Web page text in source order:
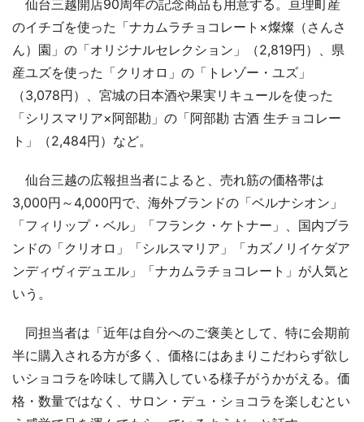
仙台三越開店90周年の記念商品も用意する。亘理町産
のイチゴを使った「ナカムラチョコレート×燦燦（さんさ
ん）園」の「オリジナルセレクション」（2,819円）、県
産ユズを使った「クリオロ」の「トレゾー・ユズ」
（3,078円）、宮城の日本酒や果実リキュールを使った
「シリスマリア×阿部勘」の「阿部勘 古酒 生チョコレー
ト」（2,484円）など。
仙台三越の広報担当者によると、売れ筋の価格帯は
3,000円～4,000円で、海外ブランドの「ベルナシオン」
「フィリップ・ベル」「フランク・ケトナー」、国内ブラ
ンドの「クリオロ」「シルスマリア」「カズノリイケダア
ンディヴィデュエル」「ナカムラチョコレート」が人気と
いう。
同担当者は「近年は自分へのご褒美として、特に会期前
半に購入される方が多く、価格にはあまりこだわらず欲し
いショコラを吟味して購入している様子がうかがえる。価
格・数量ではなく、サロン・デュ・ショコラを楽しむとい